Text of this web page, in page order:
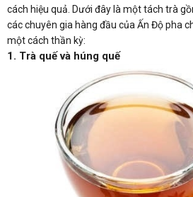
cách hiệu quả. Dưới đây là một tách trà
các chuyên gia hàng đầu của Ấn Độ pha
một cách thần kỳ:
1. Trà quế và húng quế